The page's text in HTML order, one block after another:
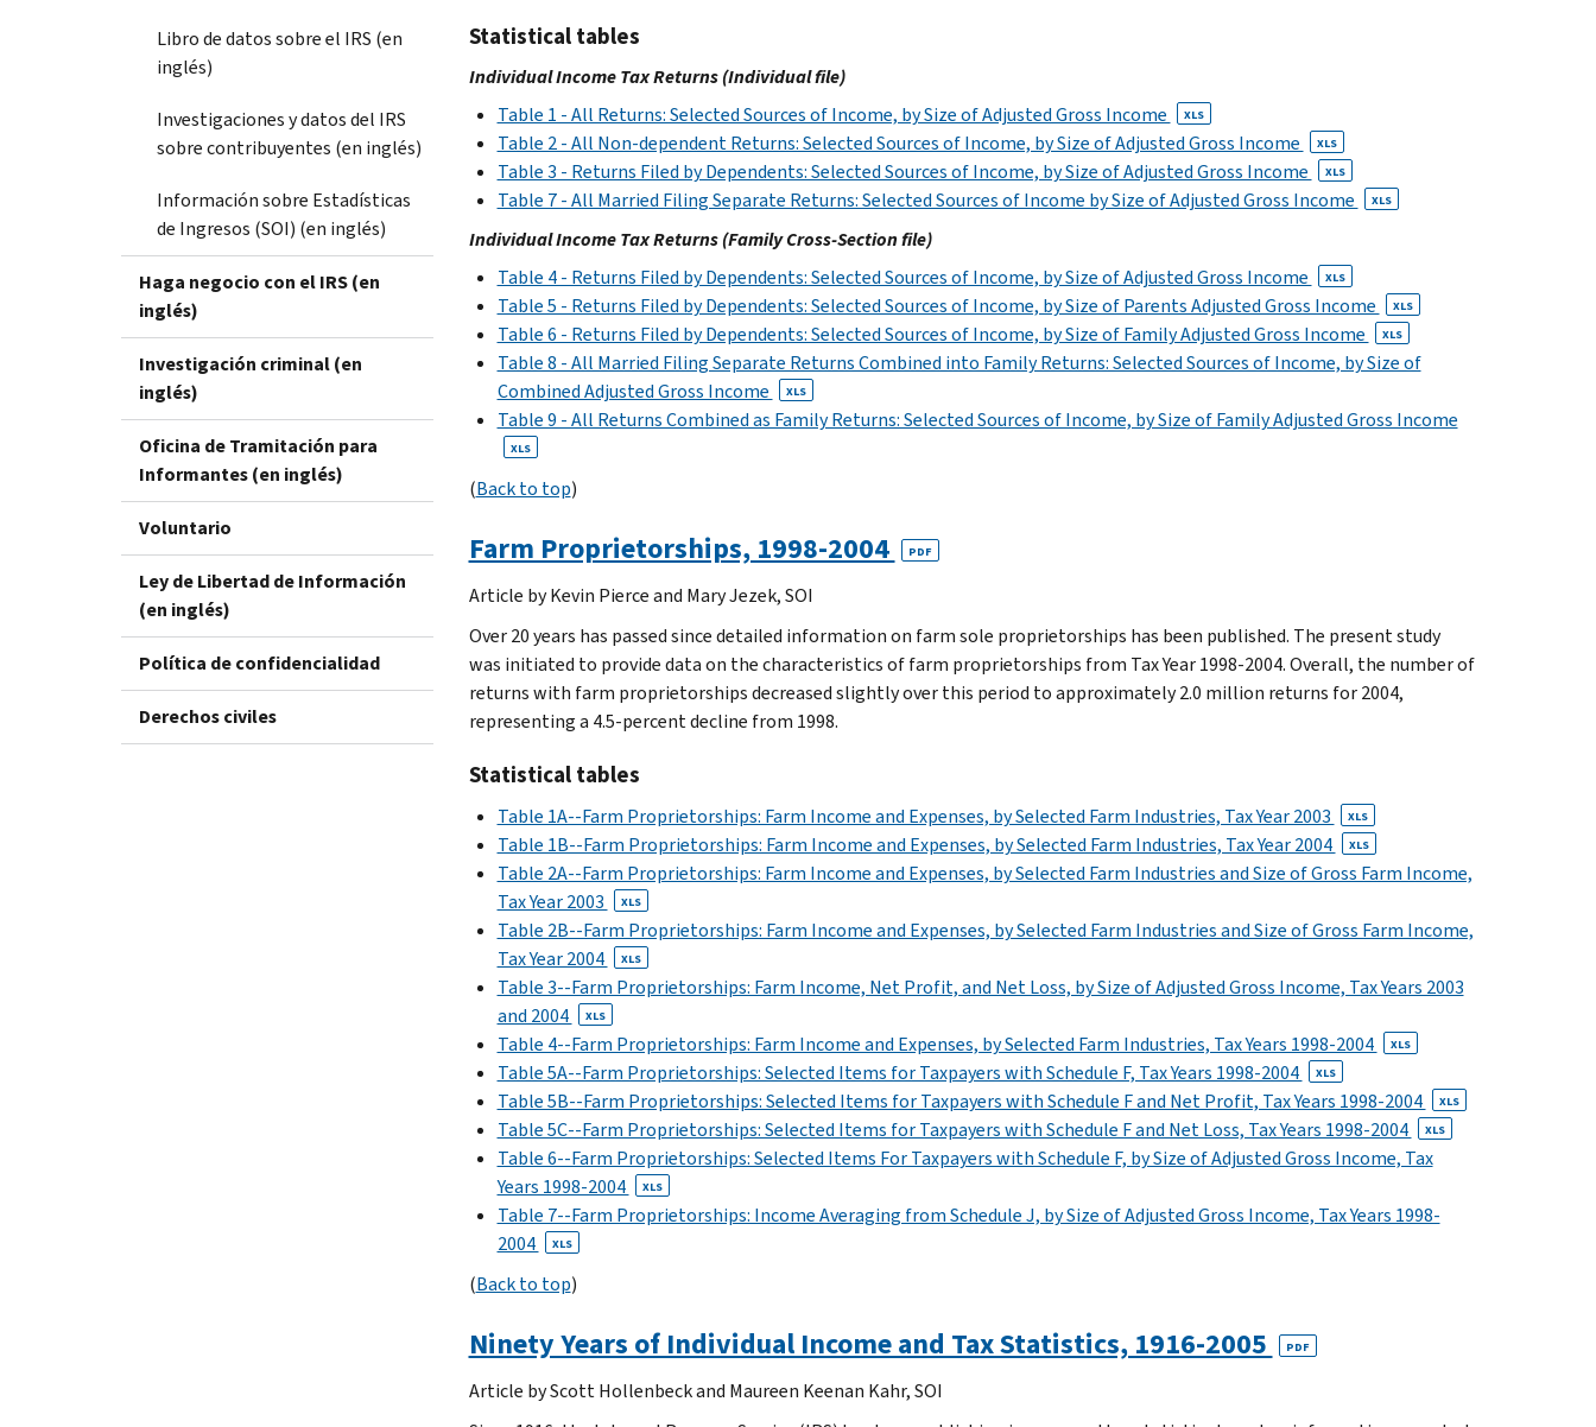
Libro de datos sobre el IRS (en
inglés)
Investigaciones y datos del IRS
sobre contribuyentes (en inglés)
Información sobre Estadísticas
de Ingresos (SOI) (en inglés)
Haga negocio con el IRS (en
inglés)
Investigación criminal (en
inglés)
Oficina de Tramitación para
Informantes (en inglés)
Voluntario
Ley de Libertad de Información
(en inglés)
Política de confidencialidad
Derechos civiles
Statistical tables
Individual Income Tax Returns (Individual file)
Table 1 - All Returns: Selected Sources of Income, by Size of Adjusted Gross Income
XLS
Table 2 - All Non-dependent Returns: Selected Sources of Income, by Size of Adjusted Gross Income XLS
Table 3 - Returns Filed by Dependents: Selected Sources of Income, by Size of Adjusted Gross Income XLS
Table 7 - All Married Filing Separate Returns: Selected Sources of Income by Size of Adjusted Gross Income XLS
Individual Income Tax Returns (Family Cross-Section file)
Table 4 - Returns Filed by Dependents: Selected Sources of Income, by Size of Adjusted Gross Income
XLS
Table 5 - Returns Filed by Dependents: Selected Sources of Income, by Size of Parents Adjusted Gross Income XLS
Table 6 - Returns Filed by Dependents: Selected Sources of Income, by Size of Family Adjusted Gross Income XLS
Table 8 - All Married Filing Separate Returns Combined into Family Returns: Selected Sources of Income, by Size of
Combined Adjusted Gross Income
XLS
Table 9 - All Returns Combined as Family Returns: Selected Sources of Income, by Size of Family Adjusted Gross Income
XLS
(Back to top)
Farm Proprietorships, 1998-2004 PDF
Article by Kevin Pierce and Mary Jezek, SOI
Over 20 years has passed since detailed information on farm sole proprietorships has been published. The present study
was initiated to provide data on the characteristics of farm proprietorships from Tax Year 1998-2004. Overall, the number of
returns with farm proprietorships decreased slightly over this period to approximately 2.0 million returns for 2004,
representing a 4.5-percent decline from 1998.
Statistical tables
Table 1A--Farm Proprietorships: Farm Income and Expenses, by Selected Farm Industries, Tax Year 2003 XLS
Table 1B--Farm Proprietorships: Farm Income and Expenses, by Selected Farm Industries, Tax Year 2004 XLS
Table 2A--Farm Proprietorships: Farm Income and Expenses, by Selected Farm Industries and Size of Gross Farm Income,
Tax Year 2003
XLS
Table 2B--Farm Proprietorships: Farm Income and Expenses, by Selected Farm Industries and Size of Gross Farm Income,
Tax Year 2004
XLS
Table 3--Farm Proprietorships: Farm Income, Net Profit, and Net Loss, by Size of Adjusted Gross Income, Tax Years 2003
and 2004
XLS
Table 4--Farm Proprietorships: Farm Income and Expenses, by Selected Farm Industries, Tax Years 1998-2004 XLS
Table 5A--Farm Proprietorships: Selected Items for Taxpayers with Schedule F, Tax Years 1998-2004 XLS
Table 5B--Farm Proprietorships: Selected Items for Taxpayers with Schedule F and Net Profit, Tax Years 1998-2004 XLS
Table 5C--Farm Proprietorships: Selected Items for Taxpayers with Schedule F and Net Loss, Tax Years 1998-2004 XLS
Table 6--Farm Proprietorships: Selected Items For Taxpayers with Schedule F, by Size of Adjusted Gross Income, Tax
Years 1998-2004
XLS
Table 7--Farm Proprietorships: Income Averaging from Schedule J, by Size of Adjusted Gross Income, Tax Years 1998-
2004
XLS
(Back to top)
Ninety Years of Individual Income and Tax Statistics, 1916-2005 PDF
Article by Scott Hollenbeck and Maureen Keenan Kahr, SOI